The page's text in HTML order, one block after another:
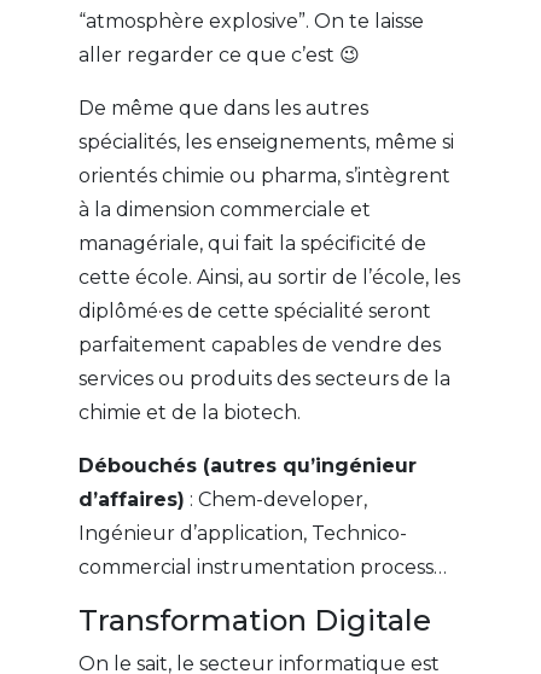
“atmosphère explosive”. On te laisse
aller regarder ce que c’est 😉
De même que dans les autres
spécialités, les enseignements, même si
orientés chimie ou pharma, s’intègrent
à la dimension commerciale et
managériale, qui fait la spécificité de
cette école. Ainsi, au sortir de l’école, les
diplômé·es de cette spécialité seront
parfaitement capables de vendre des
services ou produits des secteurs de la
chimie et de la biotech.
Débouchés (autres qu’ingénieur
d’affaires) : Chem-developer,
Ingénieur d’application, Technico-
commercial instrumentation process…
Transformation Digitale
On le sait, le secteur informatique est